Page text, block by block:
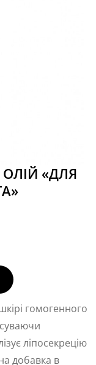
«ДЛЯ
гомогенного
ліпосекрецію
добавка в